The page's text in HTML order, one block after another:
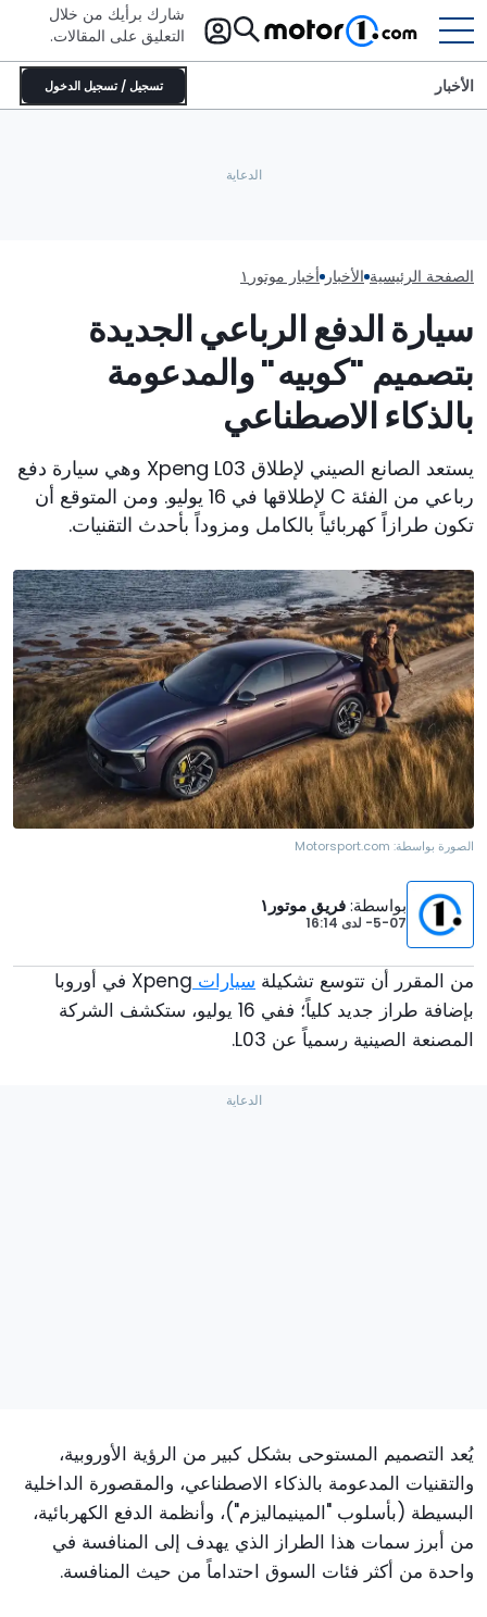
شارك برأيك من خلال
التعليق على المقالات.
تسجيل / تسجيل الدخول الأخبار
الصفحة الرئيسية الأخبار أخبار موتور١
سيارة الدفع الرباعي الجديدة
بتصميم "كوبيه" والمدعومة
بالذكاء الاصطناعي
يستعد الصانع الصيني لإطلاق Xpeng L03 وهي سيارة دفع
رباعي من الفئة C لإطلاقها في 16 يوليو. ومن المتوقع أن
تكون طرازاً كهربائياً بالكامل ومزوداً بأحدث التقنيات.
الصورة بواسطة: Motorsport.com
بواسطة:فريق موتور١
5-07- لدى
من المقرر أن تتوسع تشكيلة سيارات
Xpeng في أوروبا
بإضافة طراز جديد كلياً؛ ففي 16 يوليو، ستكشف الشركة
المصنعة الصينية رسمياً عن L03.
يُعد التصميم المستوحى بشكل كبير من الرؤية الأوروبية،
والتقنيات المدعومة بالذكاء الاصطناعي، والمقصورة الداخلية
البسيطة (بأسلوب "المينيماليزم")، وأنظمة الدفع الكهربائية،
من أبرز سمات هذا الطراز الذي يهدف إلى المنافسة في
واحدة من أكثر فئات السوق احتداماً من حيث المنافسة.